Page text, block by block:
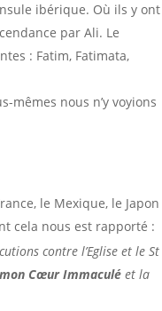
ibérique. Où ils y ont
par Ali. Le
: Fatim, Fatimata,
mêmes nous n’y voyions
le Mexique, le Japon
cela nous est rapporté :
contre l’Eglise et le St
Cœur Immaculé et la